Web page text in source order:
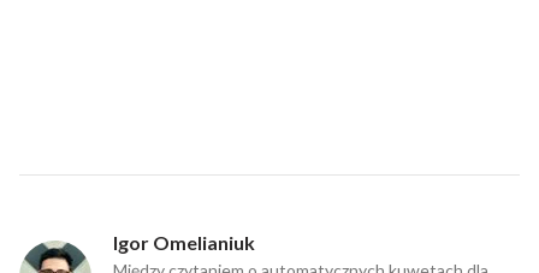
Igor Omelianiuk